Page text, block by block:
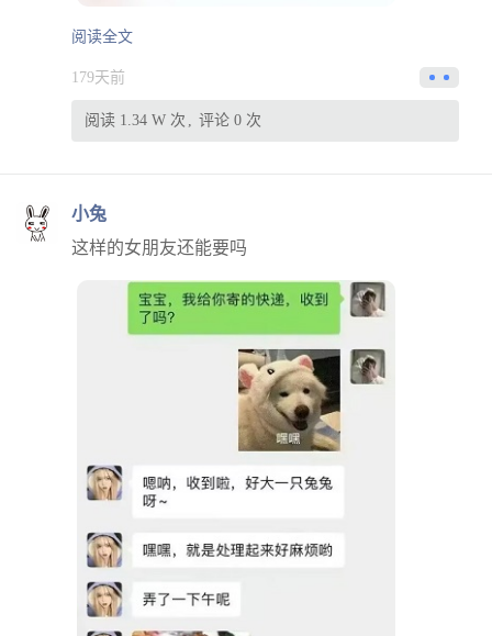
阅读全文
179天前
阅读 1.34 W 次 评论 0 次
小兔
这样的女朋友还能要吗